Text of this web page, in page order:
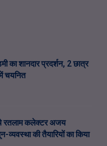
का शानदार प्रदर्शन, 2 छात्र
चयनित
रतलाम कलेक्टर अजय
व्यवस्था की तैयारियों का किया